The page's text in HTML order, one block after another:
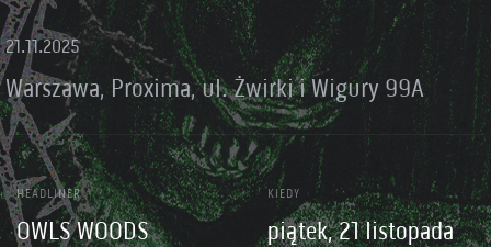
21.11.2025
Warszawa, Proxima, ul. Żwirki i Wigury 99A
HEADLINER
OWLS WOODS
KIEDY
piątek, 21 listopada